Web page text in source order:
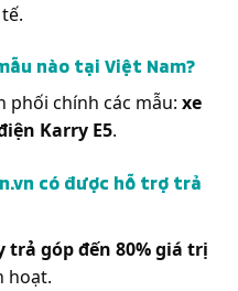
nào tại Việt Nam?
phối chính các mẫu:xe
Karry E5.
có được hỗ trợ trả
trả góp đến 80% giá trị
hoạt.